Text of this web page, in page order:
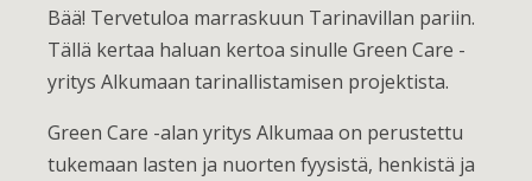
Bää! Tervetuloa marraskuun Tarinavillan pariin.
Tällä kertaa haluan kertoa sinulle Green Care -
yritys Alkumaan tarinallistamisen projektista.
Green Care -alan yritys Alkumaa on perustettu
tukemaan lasten ja nuorten fyysistä, henkistä ja